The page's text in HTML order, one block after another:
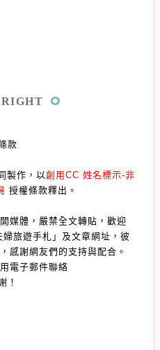
款
製作，以 創用CC 姓名標示-非
授權條款釋出。
媒體，嚴禁全文轉貼，歡迎
旅遊手札」及文章網址，彼
感謝網友們的支持與配合。
電子郵件聯絡
！